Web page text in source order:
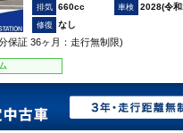
660cc
2028(令和
なし
保証 36ヶ月：走行無制限)